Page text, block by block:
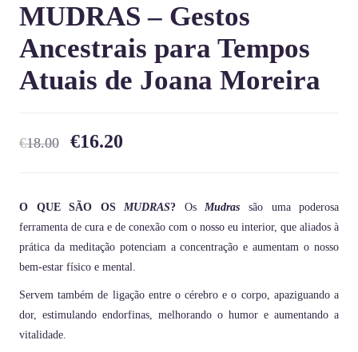
MUDRAS – Gestos
Ancestrais para Tempos
Atuais de Joana Moreira
€18.00 €16.20
O QUE SÃO OSMUDRAS? OsMudras são uma poderosa
ferramenta de cura e de conexão com o nosso eu interior, que aliados à
prática da meditação potenciam a concentração e aumentam o nosso
bem-estar físico e mental.
Servem também de ligação entre o cérebro e o corpo, apaziguando a
dor, estimulando endorfinas, melhorando o humor e aumentando a
vitalidade.